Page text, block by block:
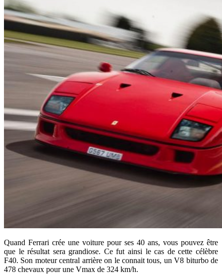
Quand Ferrari crée une voiture pour ses 40 ans, vous pouvez être
que le résultat sera grandiose. Ce fut ainsi le cas de cette célèbre
F40. Son moteur central arrière on le connait tous, un V8 biturbo de
478 chevaux pour une Vmax de 324 km/h.